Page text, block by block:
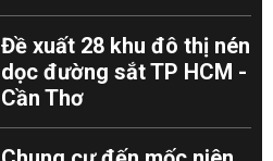
Đề xuất 28 khu đô thị nén
dọc đường sắt TP HCM -
Cần Thơ